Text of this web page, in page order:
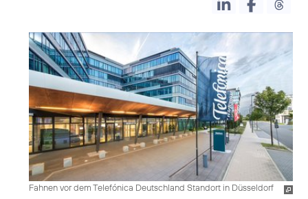
Fahnen vor dem Telefónica Deutschland Standort in Düsseldorf